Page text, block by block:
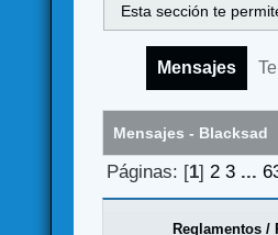
Esta sección te
Mensajes
Mensajes - Blacksad
Páginas: [1] 2 3 ...
Reglamentos /